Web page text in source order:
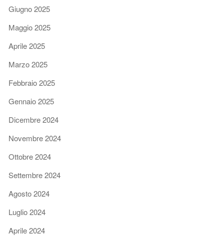
Giugno 2025
Maggio 2025
Aprile 2025
Marzo 2025
Febbraio 2025
Gennaio 2025
Dicembre 2024
Novembre 2024
Ottobre 2024
Settembre 2024
Agosto 2024
Luglio 2024
Aprile 2024